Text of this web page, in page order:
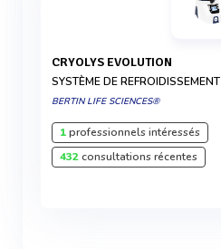
CRYOLYS EVOLUTION
SYSTÈME DE REFROIDISSEMENT
BERTIN LIFE SCIENCES®
1professionnels intéressés
432consultations récentes